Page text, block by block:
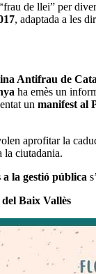
de llei” per
, adaptada a les
Antifrau de
ha emès un
un manifest al
aprofitar la
la ciutadania.
a la gestió pública
Baix Vallès